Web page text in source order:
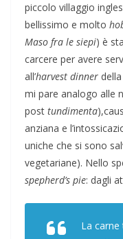
piccolo villaggio
bellissimo e molto
Maso fra le siepi) è
carcere per avere
all’harvest dinner
mi pare analogo alle
post tundimenta
anziana e
uniche che si sono
vegetariane). Nello
spepherd’s pie: dagli
La